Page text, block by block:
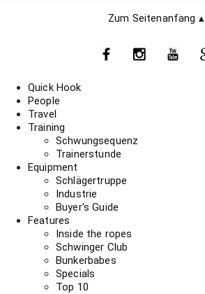
Zum Seitenanfang ▴
Quick Hook
People
Travel
Training
Schwungsequenz
Trainerstunde
Equipment
Schlägertruppe
Industrie
Buyer's Guide
Features
Inside the ropes
Schwinger Club
Bunkerbabes
Specials
Top 10